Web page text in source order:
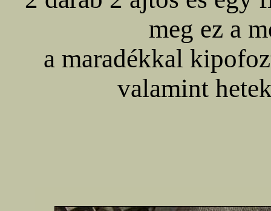
meg ez a
a maradékkal
valamint